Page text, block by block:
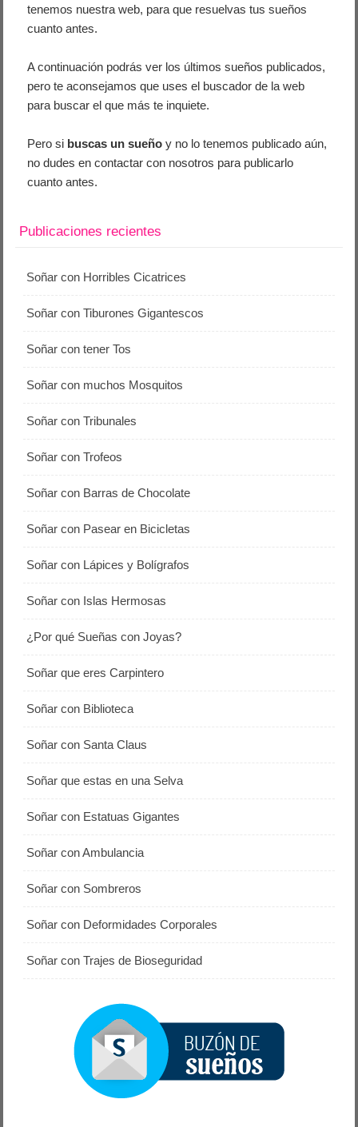
tenemos nuestra web, para que resuelvas tus sueños
cuanto antes.
A continuación podrás ver los últimos sueños publicados,
pero te aconsejamos que uses el buscador de la web
para buscar el que más te inquiete.
Pero si buscas un sueño y no lo tenemos publicado aún,
no dudes en contactar con nosotros para publicarlo
cuanto antes.
Publicaciones recientes
Soñar con Horribles Cicatrices
Soñar con Tiburones Gigantescos
Soñar con tener Tos
Soñar con muchos Mosquitos
Soñar con Tribunales
Soñar con Trofeos
Soñar con Barras de Chocolate
Soñar con Pasear en Bicicletas
Soñar con Lápices y Bolígrafos
Soñar con Islas Hermosas
¿Por qué Sueñas con Joyas?
Soñar que eres Carpintero
Soñar con Biblioteca
Soñar con Santa Claus
Soñar que estas en una Selva
Soñar con Estatuas Gigantes
Soñar con Ambulancia
Soñar con Sombreros
Soñar con Deformidades Corporales
Soñar con Trajes de Bioseguridad